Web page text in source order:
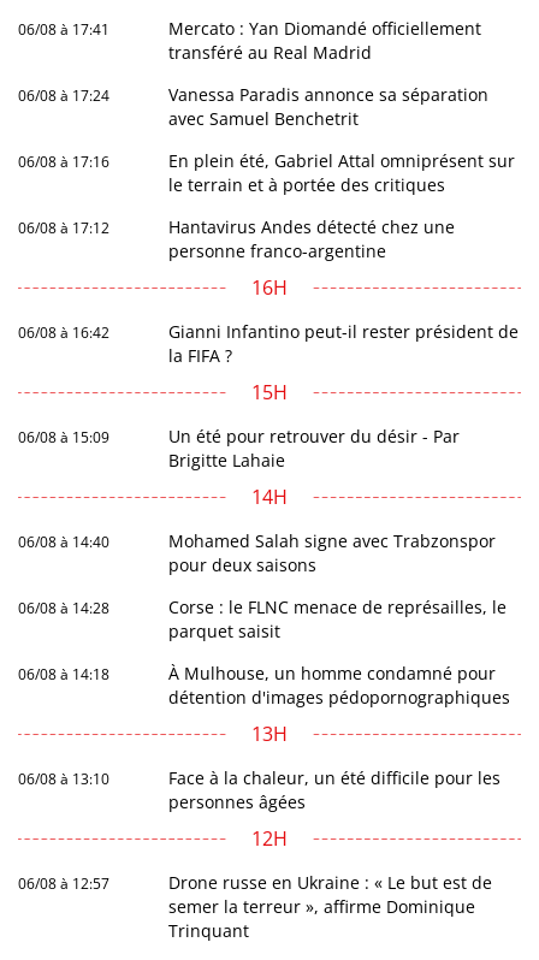
06/08 à 17:41
Mercato : Yan Diomandé officiellement
transféré au Real Madrid
06/08 à 17:24
Vanessa Paradis annonce sa séparation
avec Samuel Benchetrit
06/08 à 17:16
En plein été, Gabriel Attal omniprésent sur
le terrain et à portée des critiques
06/08 à 17:12
Hantavirus Andes détecté chez une
personne franco-argentine
16H
06/08 à 16:42
Gianni Infantino peut-il rester président de
la FIFA ?
15H
06/08 à 15:09
Un été pour retrouver du désir - Par
Brigitte Lahaie
14H
06/08 à 14:40
Mohamed Salah signe avec Trabzonspor
pour deux saisons
06/08 à 14:28
Corse : le FLNC menace de représailles, le
parquet saisit
06/08 à 14:18
À Mulhouse, un homme condamné pour
détention d'images pédopornographiques
13H
06/08 à 13:10
Face à la chaleur, un été difficile pour les
personnes âgées
12H
06/08 à 12:57
Drone russe en Ukraine : « Le but est de
semer la terreur », affirme Dominique
Trinquant